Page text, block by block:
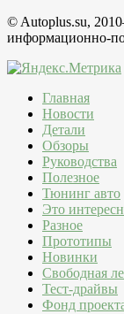
© Autoplus.su,
информационно-
Главная
Новости
Детали
Обзоры
Руководства
Полезное
Тюнинг авто
Это
Разное
Прототипы
Новинки
Свободная
Тест-драйвы
Фонд